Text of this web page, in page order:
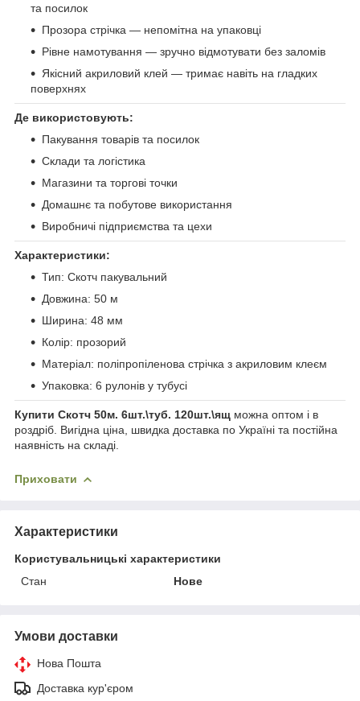
та посилок
Прозора стрічка — непомітна на упаковці
Рівне намотування — зручно відмотувати без заломів
Якісний акриловий клей — тримає навіть на гладких
поверхнях
Де використовують:
Пакування товарів та посилок
Склади та логістика
Магазини та торгові точки
Домашнє та побутове використання
Виробничі підприємства та цехи
Характеристики:
Тип: Скотч пакувальний
Довжина: 50 м
Ширина: 48 мм
Колір: прозорий
Матеріал: поліпропіленова стрічка з акриловим клеєм
Упаковка: 6 рулонів у тубусі
Купити Скотч 50м. 6шт.\туб. 120шт.\ящ можна оптом і в
роздріб. Вигідна ціна, швидка доставка по Україні та постійна
наявність на складі.
Приховати
Характеристики
Користувальницькі характеристики
Стан
Нове
Умови доставки
Нова Пошта
Доставка кур'єром